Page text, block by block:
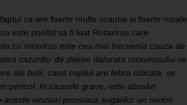
ca are foarte multe scaune si foarte moale
este posibil sa fi luat Rotavirus care
cu rotavirus este cea mai frecventa cauza de
cazurilor de diaree datorata rotavirusului se
ale bolii, cand copilul are febra ridicata, se
pericol. In cazurile grave, este absolut
virusuri provoaca sugarilor un serios